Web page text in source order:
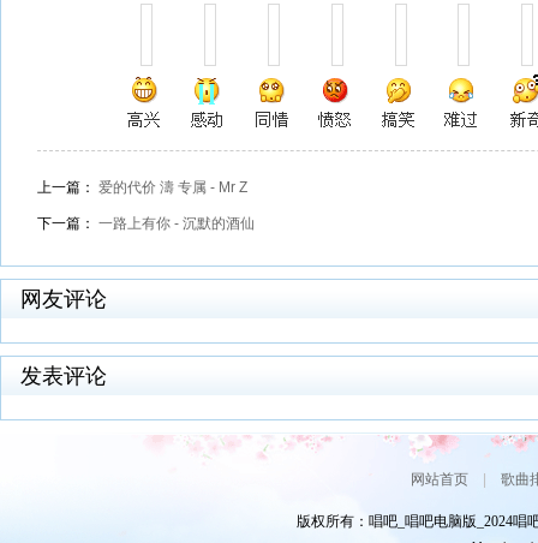
上一篇： 爱的代价 濤 专属 - Mr Z
下一篇： 一路上有你 - 沉默的酒仙
网友评论
发表评论
网站首页| 歌曲
版权所有：唱吧_唱吧电脑版_2024唱